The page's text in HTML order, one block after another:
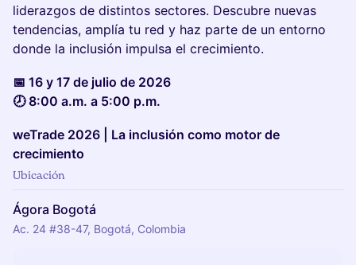
liderazgos de distintos sectores. Descubre nuevas
tendencias, amplía tu red y haz parte de un entorno
donde la inclusión impulsa el crecimiento.
📅 16 y 17 de julio de 2026
🕗 8:00 a.m. a 5:00 p.m.
weTrade 2026 | La inclusión como motor de
crecimiento
Ubicación
Ágora Bogotá
Ac. 24 #38-47, Bogotá, Colombia